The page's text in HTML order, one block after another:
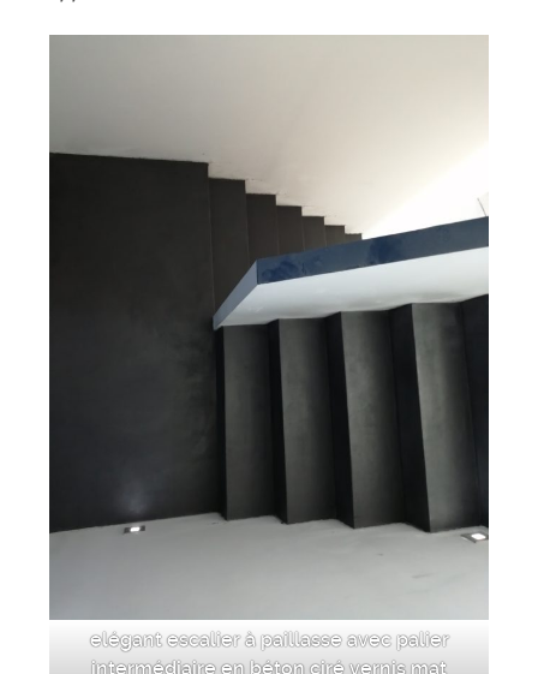
elégant escalier à paillasse avec palier
intermédiaire en béton ciré vernis mat